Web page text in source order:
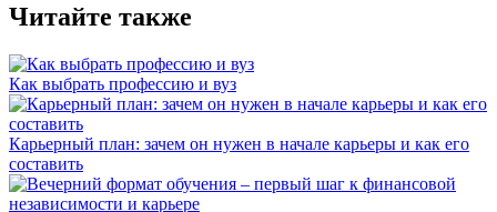
Читайте также
Как выбрать профессию и вуз
Карьерный план: зачем он нужен в начале карьеры и как его
составить